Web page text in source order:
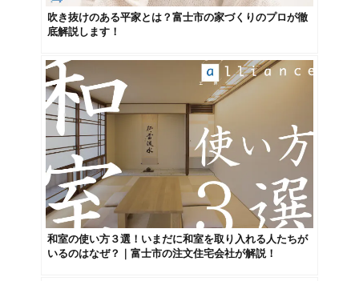
吹き抜けのある平家とは？富士市の家づくりのプロが徹
底解説します！
和室の使い方３選！いまだに和室を取り入れる人たちが
いるのはなぜ？｜富士市の注文住宅会社が解説！